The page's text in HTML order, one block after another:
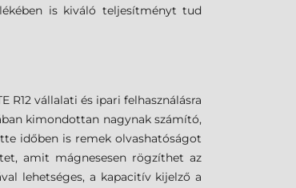
is kiváló teljesítményt tud
vállalati és ipari felhasználásra
kimondottan nagynak számító,
időben is remek olvashatóságot
amit mágnesesen rögzíthet az
lehetséges, a kapacitív kijelző a